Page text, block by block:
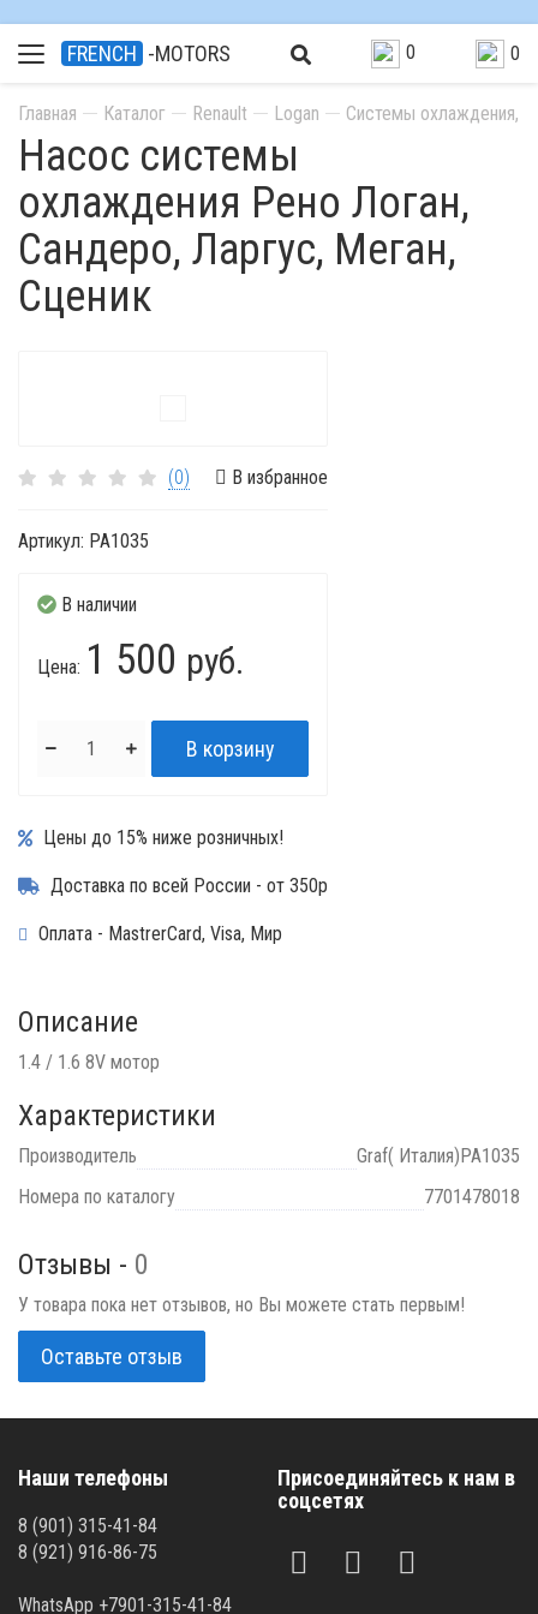
FRENCH -MOTORS 0 0
Главная Каталог Renault Logan Системы охлаждения,
Насос системы
охлаждения Рено Логан,
Сандеро, Ларгус, Меган,
Сценик
(0) В избранное
Артикул: PA1035
В наличии
Цена: 1 500 руб.
Цены до 15% ниже розничных!
Доставка по всей России - от 350р
Оплата - MastrerCard, Visa, Мир
Описание
1.4 / 1.6 8V мотор
Характеристики
Производитель
Graf( Италия)PA1035
Номера по каталогу
7701478018
Отзывы - 0
У товара пока нет отзывов, но Вы можете стать первым!
Оставьте отзыв
Наши телефоны
8 (901) 315-41-84
8 (921) 916-86-75
WhatsApp +7901-315-41-84
Присоединяйтесь к нам в
соцсетях